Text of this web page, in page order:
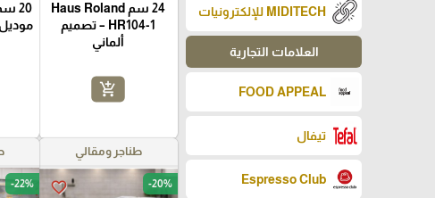
MIDITECH للإلكترونيات
العلامات التجارية
FOOD APPEAL
تيفال
Espresso Club
24 سم Haus Roland
HR104-1 – تصميم
ألماني
add_shopping_cart
طناجر ومقالي
favorite_border -20%
-22%